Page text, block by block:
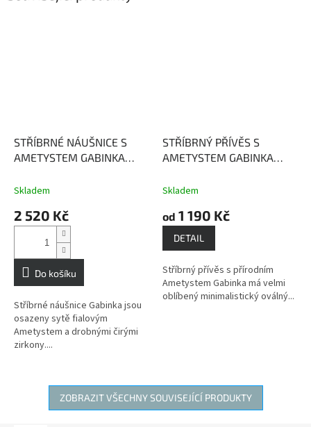
STŘÍBRNÉ NÁUŠNICE S
AMETYSTEM GABINKA
ochrannou silou
Skladem
2 520 Kč
Do košíku
Stříbrné náušnice Gabinka jsou
osazeny sytě fialovým
Ametystem a drobnými čirými
zirkony....
STŘÍBRNÝ PŘÍVĚS S
AMETYSTEM GABINKA
ochrannou silou
Skladem
od 1 190 Kč
DETAIL
Stříbrný přívěs s přírodním
Ametystem Gabinka má velmi
oblíbený minimalistický oválný...
ZOBRAZIT VŠECHNY SOUVISEJÍCÍ PRODUKTY